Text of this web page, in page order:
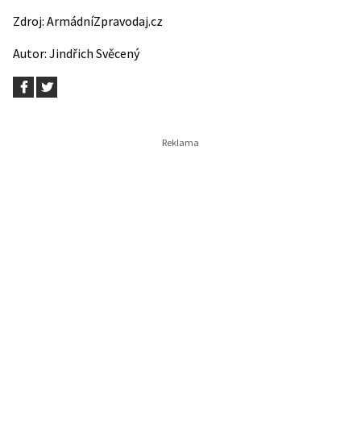
Zdroj: ArmádníZpravodaj.cz
Autor: Jindřich Svěcený